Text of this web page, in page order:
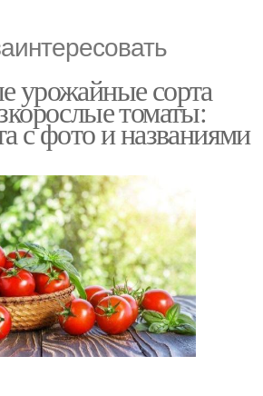
урожайные сорта
томаты:
с фото и названиями